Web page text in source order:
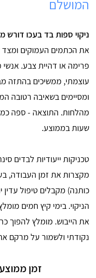
המושלם
ניקוי ספות בד בעכו דורש
את הכתמים העמוקים ומצד
פרימה או דהיית צבע.
עוצמתי, ממשיכים בהתזה
שעות בממוצע.
טכניקות ייעודיות לבדים
מקצרות את זמן העבודה,
כותנה) מקבלים טיפול
הניקוי. בימי קיץ חמים
את הייבוש. מומלץ להפוך
נקודתי ולשמור על מרקם
זמן